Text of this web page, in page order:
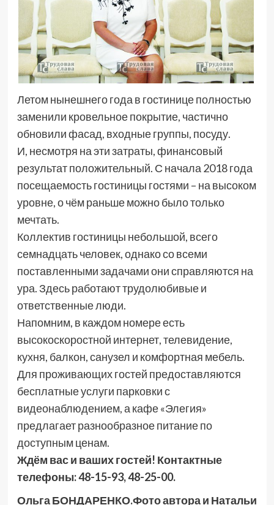
Летом нынешнего года в гостинице полностью
заменили кровельное покрытие, частично
обновили фасад, входные группы, посуду.
И, несмотря на эти затраты, финансовый
результат положительный. С начала 2018 года
посещаемость гостиницы гостями – на высоком
уровне, о чём раньше можно было только
мечтать.
Коллектив гостиницы небольшой, всего
семнадцать человек, однако со всеми
поставленными задачами они справляются на
ура. Здесь работают трудолюбивые и
ответственные люди.
Напомним, в каждом номере есть
высокоскоростной интернет, телевидение,
кухня, балкон, санузел и комфортная мебель.
Для проживающих гостей предоставляются
бесплатные услуги парковки с
видеонаблюдением, а кафе «Элегия»
предлагает разнообразное питание по
доступным ценам.
Ждём вас и ваших гостей! Контактные
телефоны: 48-15-93, 48-25-00.
Ольга БОНДАРЕНКО.Фото автора и Натальи